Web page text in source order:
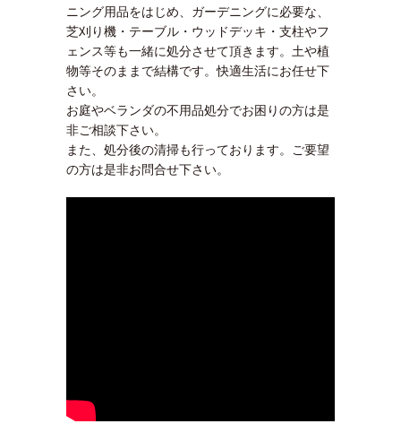
ニング用品をはじめ、ガーデニングに必要な、
芝刈り機・テーブル・ウッドデッキ・支柱やフ
ェンス等も一緒に処分させて頂きます。土や植
物等そのままで結構です。快適生活にお任せ下
さい。
お庭やベランダの不用品処分でお困りの方は是
非ご相談下さい。
また、処分後の清掃も行っております。ご要望
の方は是非お問合せ下さい。